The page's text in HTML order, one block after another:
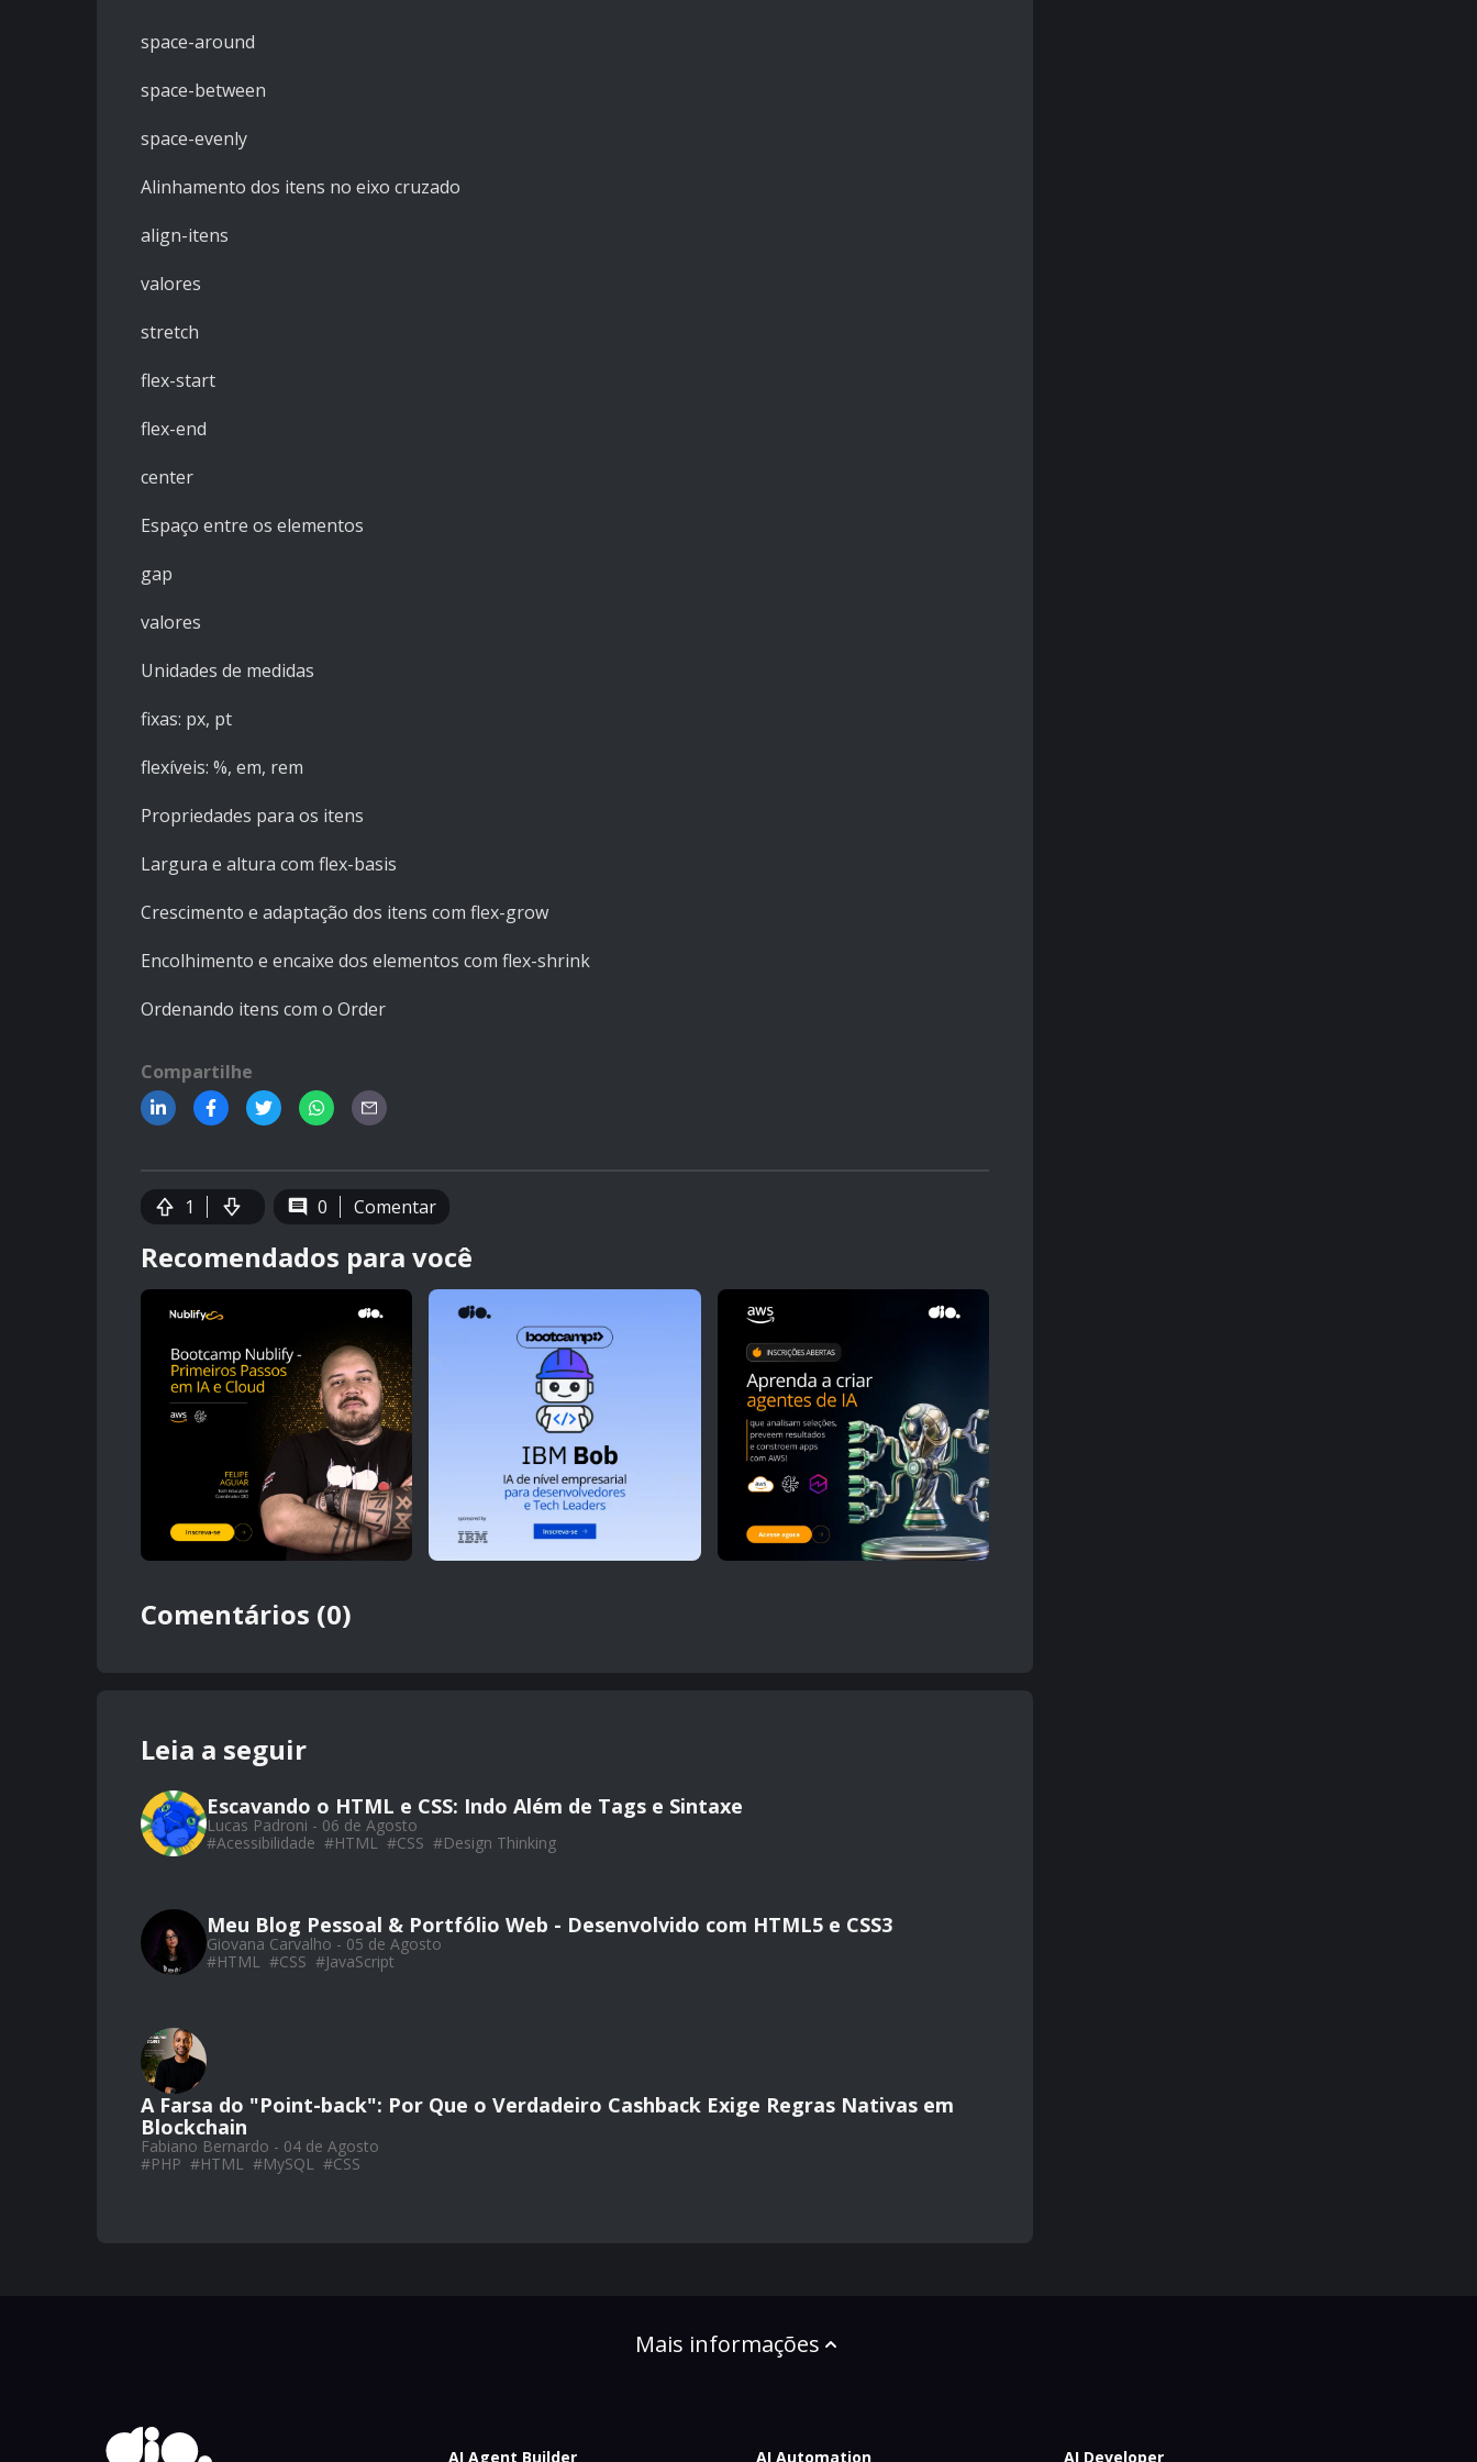
space-around
space-between
space-evenly
Alinhamento dos itens no eixo cruzado
align-itens
valores
stretch
flex-start
flex-end
center
Espaço entre os elementos
gap
valores
Unidades de medidas
fixas: px, pt
flexíveis: %, em, rem
Propriedades para os itens
Largura e altura com flex-basis
Crescimento e adaptação dos itens com flex-grow
Encolhimento e encaixe dos elementos com flex-shrink
Ordenando itens com o Order
Compartilhe
1 0 Comentar
Recomendados para você
Comentários (0)
Leia a seguir
Escavando o HTML e CSS: Indo Além de Tags e Sintaxe
Lucas Padroni - 06 de Agosto
#Acessibilidade #HTML #CSS #Design Thinking
Meu Blog Pessoal & Portfólio Web - Desenvolvido com HTML5 e CSS3
Giovana Carvalho - 05 de Agosto
#HTML #CSS #JavaScript
A Farsa do "Point-back": Por Que o Verdadeiro Cashback Exige Regras Nativas em
Blockchain
Fabiano Bernardo - 04 de Agosto
#PHP #HTML #MySQL #CSS
Mais informações
AI Agent Builder AI Automation AI Developer